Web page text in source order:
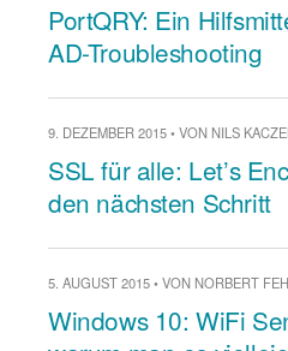
PortQRY: Ein
AD-Troubleshooting
9. DEZEMBER 2015 • VON NILS
SSL für alle: Let’s
den nächsten Schritt
5. AUGUST 2015 • VON NORBERT
Windows 10: WiFi